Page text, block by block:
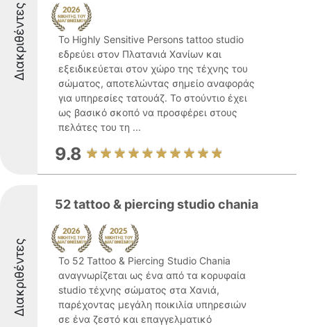
Διακριθέντες
Το Highly Sensitive Persons tattoo studio
εδρεύει στον Πλατανιά Χανίων και
εξειδικεύεται στον χώρο της τέχνης του
σώματος, αποτελώντας σημείο αναφοράς
για υπηρεσίες τατουάζ. Το στούντιο έχει
ως βασικό σκοπό να προσφέρει στους
πελάτες του τη ...
9.8
Διακριθέντες
52 tattoo & piercing studio chania
Το 52 Tattoo & Piercing Studio Chania
αναγνωρίζεται ως ένα από τα κορυφαία
studio τέχνης σώματος στα Χανιά,
παρέχοντας μεγάλη ποικιλία υπηρεσιών
σε ένα ζεστό και επαγγελματικό